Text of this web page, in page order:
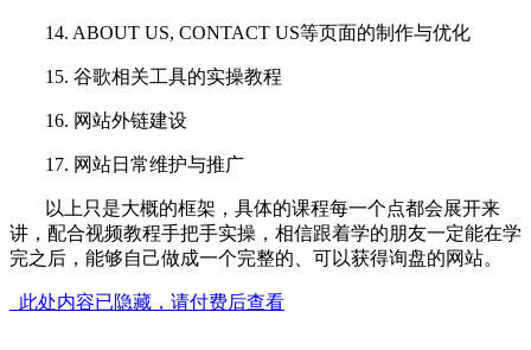
14. ABOUT US, CONTACT US等页面的制作与优化
15. 谷歌相关工具的实操教程
16. 网站外链建设
17. 网站日常维护与推广
以上只是大概的框架，具体的课程每一个点都会展开来
讲，配合视频教程手把手实操，相信跟着学的朋友一定能在学
完之后，能够自己做成一个完整的、可以获得询盘的网站。
此处内容已隐藏，请付费后查看